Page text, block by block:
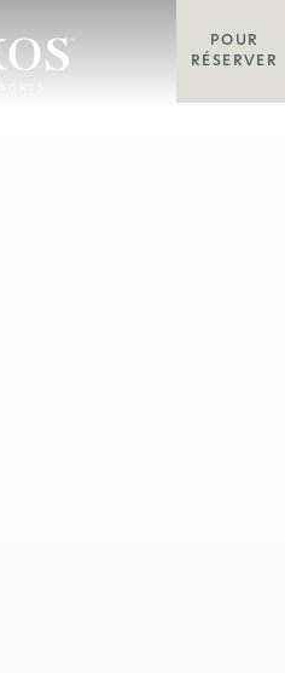
POUR
RÉSERVER